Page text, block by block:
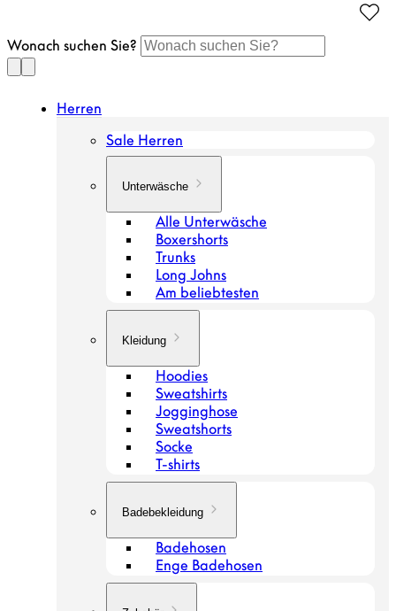
zum
Artikel
Wonach suchen Sie?
Herren
Sale Herren
Unterwäsche
Alle Unterwäsche
Boxershorts
Trunks
Long Johns
Am beliebtesten
Kleidung
Hoodies
Sweatshirts
Jogginghose
Sweatshorts
Socke
T-shirts
Badebekleidung
Badehosen
Enge Badehosen